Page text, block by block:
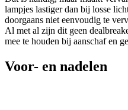
lampjes lastiger dan bij losse
doorgaans niet eenvoudig te
Al met al zijn dit geen
mee te houden bij aanschaf en
Voor- en nadelen